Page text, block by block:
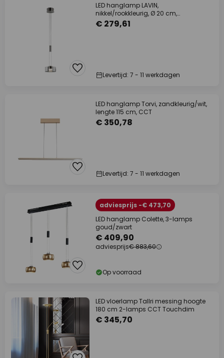
LED hanglamp LAVIN,
nikkel/rookkleurig, Ø 20 cm,
metaal/glas dimbaar
€ 279,61
Levertijd: 7 - 11 werkdagen
LED hanglamp Torvi, zandkleurig/wit,
lengte 115 cm, CCT
€ 350,78
Levertijd: 7 - 11 werkdagen
adviesprijs -€ 473,70
LED hanglamp Colette, 3-lamps
goud/zwart
€ 409,90
adviesprijs€ 883,60
Op voorraad
LED vloerlamp Tallri messing hoogte
180 cm 2-lamps CCT Touchdim
€ 345,70